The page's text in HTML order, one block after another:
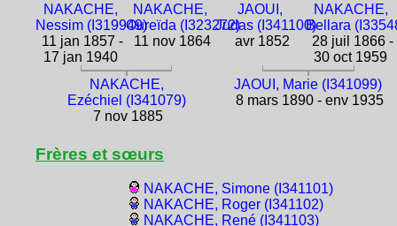
NAKACHE,
Nessim (I319949)
11 jan 1857 -
17 jan 1940
NAKACHE,
Oureïda (I323272)
11 nov 1864
JAOUI,
Judas (I341100)
avr 1852
NAKACHE,
Bellara
28 juil 1866 -
30 oct 1959
NAKACHE,
Ezéchiel (I341079)
7 nov 1885
JAOUI, Marie (I341099)
8 mars 1890 - env 1935
Frères et sœurs
NAKACHE, Simone (I341101)
NAKACHE, Roger (I341102)
NAKACHE, René (I341103)